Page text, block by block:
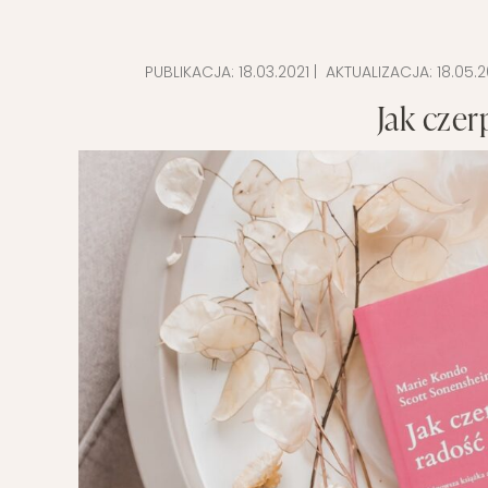
PUBLIKACJA: 18.03.2021 | AKTUALIZACJA:
Jak